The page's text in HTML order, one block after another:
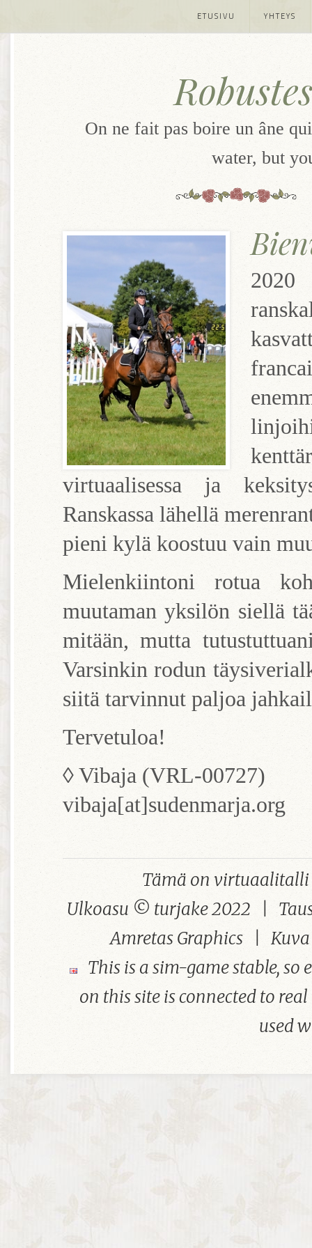
ETUSIVU YHTEYS
On ne fait pas boire un âne
water, but
virtuaalisessa ja
Ranskassa lähellä
pieni kylä koostuu vain
Mielenkiintoni rotua
muutaman yksilön siellä
mitään, mutta
Varsinkin rodun
siitä tarvinnut paljoa
Tervetuloa!
◊ Vibaja (VRL-00727)
vibaja[at]sudenmarja.org
Tämä on
Ulkoasu © turjake 2022 |
Amretas Graphics |
This is a sim-game stable,
on this site is connected to
used